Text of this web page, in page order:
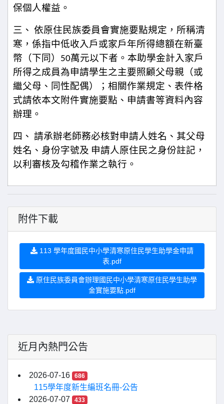
保個人權益。
三、 依原住民族委員會實施要點規定，所稱清
寒，係指中低收入戶或家戶年所得總額在新臺
幣（下同） 50萬元以下者。本助學金計入家戶
所得之成員為申請學生之主要照顧父母親（或
繼父母、同性配偶）；相關作業規定、表件格
式請依本文附件實施要點、申請書等資料內容
辦理。
四、 請承辦老師務必核對申請人姓名、其父母
姓名、身份字號及 申請人原住民之身份註記，
以利審核及勾稽作業之執行。
附件下載
113 學年度國民中小學清寒原住民學生助學金申請
表.pdf
原住民族委員會辦理國民中小學清寒原住民學生助學
金實施要點.pdf
近月內熱門公告
2026-07-16 686
115學年度新生編班名冊-公告
2026-07-07
433